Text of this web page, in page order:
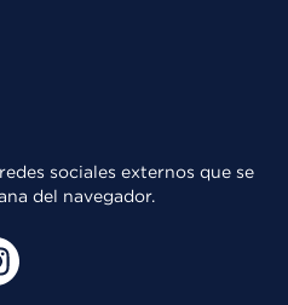
sociales externos que se
del navegador.